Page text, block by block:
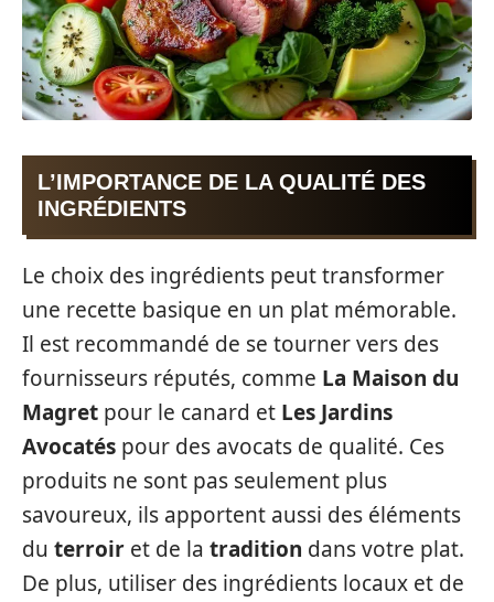
L’IMPORTANCE DE LA QUALITÉ DES
INGRÉDIENTS
Le choix des ingrédients peut transformer
une recette basique en un plat mémorable.
Il est recommandé de se tourner vers des
fournisseurs réputés, comme La Maison du
Magret pour le canard et Les Jardins
Avocatés pour des avocats de qualité. Ces
produits ne sont pas seulement plus
savoureux, ils apportent aussi des éléments
du terroir et de la tradition dans votre plat.
De plus, utiliser des ingrédients locaux et de